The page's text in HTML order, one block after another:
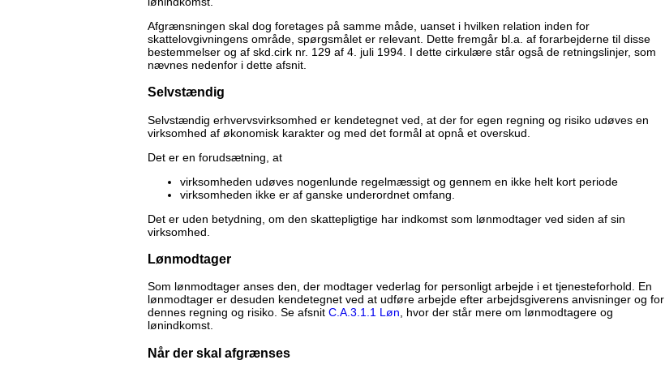
Afgrænsningen skal dog foretages på samme måde, uanset i hvilken relation inden for
skattelovgivningens område, spørgsmålet er relevant. Dette fremgår bl.a. af forarbejderne til disse
bestemmelser og af skd.cirk nr. 129 af 4. juli 1994. I dette cirkulære står også de retningslinjer, som
nævnes nedenfor i dette afsnit.
Selvstændig
Selvstændig erhvervsvirksomhed er kendetegnet ved, at der for egen regning og risiko udøves en
virksomhed af økonomisk karakter og med det formål at opnå et overskud.
Det er en forudsætning, at
virksomheden udøves nogenlunde regelmæssigt og gennem en ikke helt kort periode
virksomheden ikke er af ganske underordnet omfang.
Det er uden betydning, om den skattepligtige har indkomst som lønmodtager ved siden af sin
virksomhed.
Lønmodtager
Som lønmodtager anses den, der modtager vederlag for personligt arbejde i et tjenesteforhold. En
lønmodtager er desuden kendetegnet ved at udføre arbejde efter arbejdsgiverens anvisninger og for
dennes regning og risiko. Se afsnit C.A.3.1.1 Løn, hvor der står mere om lønmodtagere og
lønindkomst.
Når der skal afgrænses